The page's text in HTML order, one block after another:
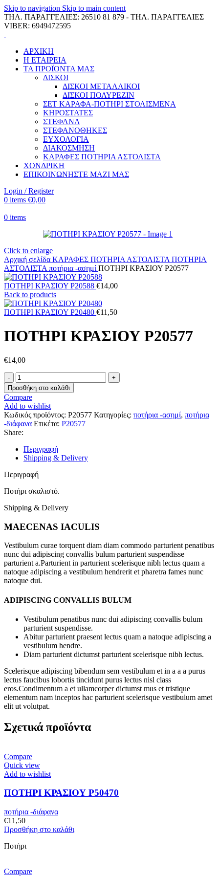
Skip to navigation Skip to main content
ΤΗΛ. ΠΑΡΑΓΓΕΛΙΕΣ: 26510 81 879 - ΤΗΛ. ΠΑΡΑΓΓΕΛΙΕΣ
VIBER: 6949472595
ΑΡΧΙΚΗ
Η ΕΤΑΙΡΕΙΑ
ΤΑ ΠΡΟΪΟΝΤΑ ΜΑΣ
ΔΙΣΚΟΙ
ΔΙΣΚΟΙ ΜΕΤΑΛΛΙΚΟΙ
ΔΙΣΚΟΙ ΠΟΛΥΡΕΖΙΝ
ΣΕΤ ΚΑΡΑΦΑ-ΠΟΤΗΡΙ ΣΤΟΛΙΣΜΕΝΑ
ΚΗΡΟΣΤΑΤΕΣ
ΣΤΕΦΑΝΑ
ΣΤΕΦΑΝΟΘΗΚΕΣ
ΕΥΧΟΛΟΓΙΑ
ΔΙΑΚΟΣΜΗΣΗ
ΚΑΡΑΦΕΣ ΠΟΤΗΡΙΑ ΑΣΤΟΛΙΣΤΑ
ΧΟΝΔΡΙΚΗ
ΕΠΙΚΟΙΝΩΝΗΣΤΕ ΜΑΖΙ ΜΑΣ
Login / Register
0 items €0,00
0 items
Click to enlarge
Αρχική σελίδα ΚΑΡΑΦΕΣ ΠΟΤΗΡΙΑ ΑΣΤΟΛΙΣΤΑ ΠΟΤΗΡΙΑ
ΑΣΤΟΛΙΣΤΑ ποτήρια -ασημί ΠΟΤΗΡΙ ΚΡΑΣΙΟΥ P20577
ΠΟΤΗΡΙ ΚΡΑΣΙΟΥ P20588 €14,00
Back to products
ΠΟΤΗΡΙ ΚΡΑΣΙΟΥ P20480 €11,50
ΠΟΤΗΡΙ ΚΡΑΣΙΟΥ P20577
€14,00
ΠΟΤΗΡΙ
ΚΡΑΣΙΟΥ
P20577
ποσότητα
Προσθήκη στο καλάθι
Compare
Add to wishlist
Κωδικός προϊόντος: P20577 Κατηγορίες: ποτήρια -ασημί, ποτήρια
-διάφανα Ετικέτα: P20577
Share:
Περιγραφή
Shipping & Delivery
Περιγραφή
Ποτήρι σκαλιστό.
Shipping & Delivery
MAECENAS IACULIS
Vestibulum curae torquent diam diam commodo parturient penatibus
nunc dui adipiscing convallis bulum parturient suspendisse
parturient a.Parturient in parturient scelerisque nibh lectus quam a
natoque adipiscing a vestibulum hendrerit et pharetra fames nunc
natoque dui.
ADIPISCING CONVALLIS BULUM
Vestibulum penatibus nunc dui adipiscing convallis bulum
parturient suspendisse.
Abitur parturient praesent lectus quam a natoque adipiscing a
vestibulum hendre.
Diam parturient dictumst parturient scelerisque nibh lectus.
Scelerisque adipiscing bibendum sem vestibulum et in a a a purus
lectus faucibus lobortis tincidunt purus lectus nisl class
eros.Condimentum a et ullamcorper dictumst mus et tristique
elementum nam inceptos hac parturient scelerisque vestibulum amet
elit ut volutpat.
Σχετικά προϊόντα
Compare
Quick view
Add to wishlist
ΠΟΤΗΡΙ ΚΡΑΣΙΟΥ P50470
ποτήρια -διάφανα
€11,50
Προσθήκη στο καλάθι
Ποτήρι
Compare